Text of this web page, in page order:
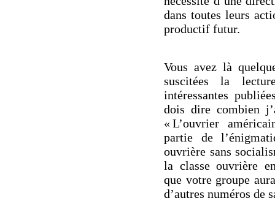
dans toutes leurs
productif futur.
Vous avez là
suscitées la
intéressantes
dois dire combien
« L’ouvrier
partie de
ouvrière sans
la classe ouvrière
que votre groupe
d’autres numéros de